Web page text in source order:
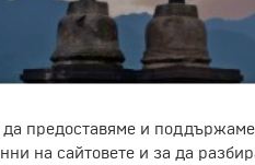
да предоставяме и
на сайтовете и за да